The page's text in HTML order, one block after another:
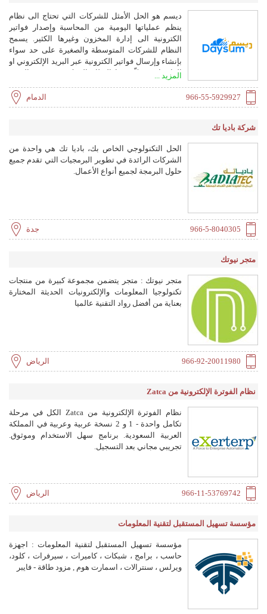
ديسم هو الحل الأمثل للشركات التي تحتاج الى نظام
ينظم عملياتها اليومية من المحاسبة وإصدار فواتير
الكترونية الى إدارة المخزون وغيرها الكثير. يسمح
النظام للشركات المتوسطة والصغيرة على حد سواء
بإنشاء وإرسال فواتير الكترونية عبر البريد الإلكتروني او
الواتساب. يمكّن هذا النظام العملاء من توفير الوقت
المزيد ...
966-55-5929927 الدمام
شركة باديا تك
الحل التكنولوجي الخاص بك، باديا تك هي واحدة من
الشركات الرائدة في تطوير البرمجيات التي تقدم جميع
حلول البرمجة لجميع أنواع الأعمال.
966-5-8040305 جدة
متجر نيوتك
متجر نيوتك : متجر يتضمن مجموعة كبيرة من منتجات
تكنولوجيا المعلومات والإلكترونيات الحديثة المختارة
بعناية من أفضل رواد التقنية عالميا
966-92-20011980 الرياض
نظام الفوترة الإلكترونية من Zatca
نظام الفوترة الإلكترونية من Zatca الكل في مرحلة
تكامل واحدة - 1 و 2 نسخة عربية وعربية في المملكة
العربية السعودية. برنامج سهل الاستخدام وموثوق.
تجريبي مجاني بعد التسجيل.
966-11-53769742 الرياض
مؤسسة تسهيل المستقبل لتقنية المعلومات
مؤسسة تسهيل المستقبل لتقنية المعلومات : اجهزة
حاسب ، برامج ، شبكات ، كاميرات ، سيرفرات ، كلود،
ويرلس ، سنترالات ، اسمارت هوم , مزود طاقة - فايبر